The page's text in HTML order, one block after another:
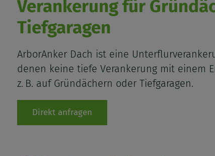
Verankerung für
Tiefgaragen
ArborAnker Dach ist eine
denen keine tiefe Verankerung mit einem
z. B. auf Gründächern oder Tiefgaragen.
Direkt anfragen